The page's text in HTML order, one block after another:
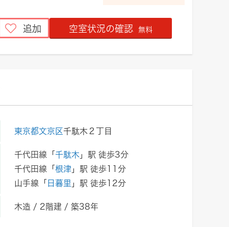
追加 空室状況の確認 無料
東京都文京区千駄木２丁目
千代田線「 千駄木 」駅 徒歩3分
千代田線「 根津 」駅 徒歩11分
山手線「 日暮里 」駅 徒歩12分
木造 / 2階建 / 築38年